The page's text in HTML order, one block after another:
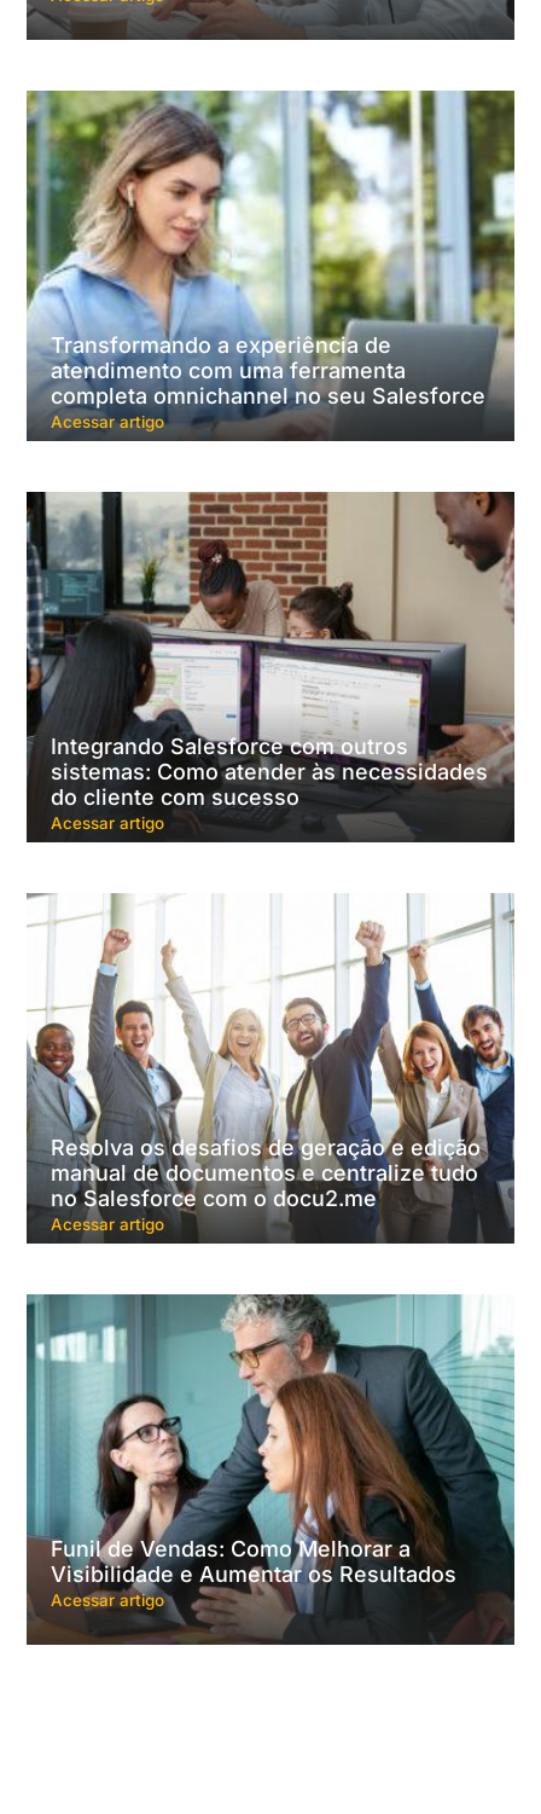
Transformando a experiência de
atendimento com uma ferramenta
completa omnichannel no seu Salesforce
Acessar artigo
Integrando Salesforce com outros
sistemas: Como atender às necessidades
do cliente com sucesso
Acessar artigo
Resolva os desafios de geração e edição
manual de documentos e centralize tudo
no Salesforce com o docu2.me
Acessar artigo
Funil de Vendas: Como Melhorar a
Visibilidade e Aumentar os Resultados
Acessar artigo